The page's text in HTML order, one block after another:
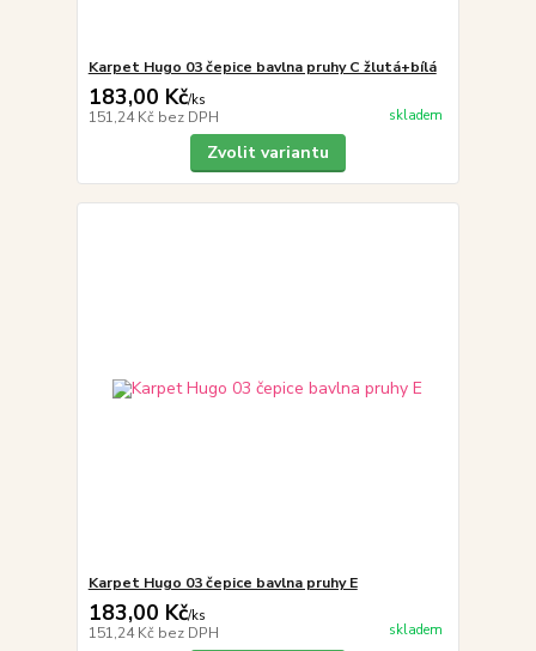
Karpet Hugo 03 čepice bavlna pruhy C žlutá+bílá
183,00 Kč/ks
151,24 Kč bez DPH skladem
Zvolit variantu
Karpet Hugo 03 čepice bavlna pruhy E
183,00 Kč/ks
151,24 Kč bez DPH skladem